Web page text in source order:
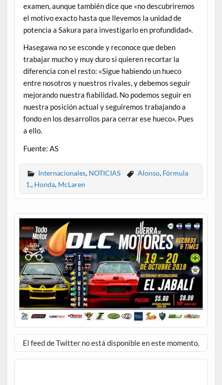
examen, aunque también dice que «no descubriremos
el motivo exacto hasta que llevemos la unidad de
potencia a Sakura para investigarlo en profundidad».
Hasegawa no se esconde y reconoce que deben
trabajar mucho y muy duro si quieren recortar la
diferencia con el resto: «Sigue habiendo un hueco
entre nosotros y nuestros rivales, y debemos seguir
mejorando nuestra fiabilidad. No podemos seguir en
nuestra posición actual y seguiremos trabajando a
fondo en los desarrollos para cerrar ese hueco». Pues
a ello.
Fuente: AS
Internacionales, NOTICIAS Alonso, Fórmula
1., Honda, McLaren
El feed de Twitter no está disponible en este momento.